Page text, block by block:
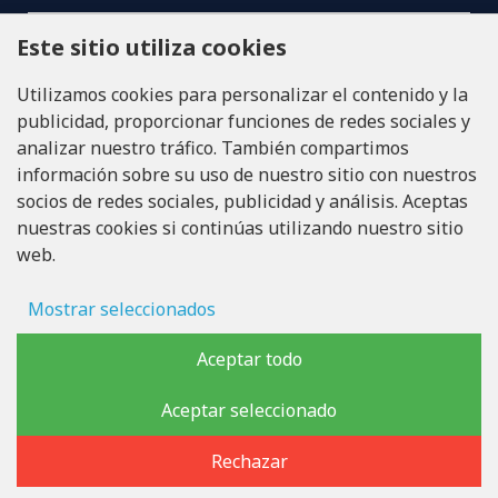
LLÁMANOS
INFO@LUKONS.COM
DETALLES DE LA COMPAÑÍA
RITONE SIA
Domicilio legal: Rīga, Zasulauka iela 32 - 7, LV-1046
Copyright © 2019 - 2026, lukons.com, Todos los derechos
Este sitio utiliza cookies
Utilizamos cookies para personalizar el contenido y la
publicidad, proporcionar funciones de redes sociales y
analizar nuestro tráfico. También compartimos
información sobre su uso de nuestro sitio con nuestros
socios de redes sociales, publicidad y análisis. Aceptas
nuestras cookies si continúas utilizando nuestro sitio
web.
Mostrar seleccionados
Almacenamiento de anuncios
Datos del usuario
Personalización publicitaria
Aceptar todo
Aceptar seleccionado
Rechazar